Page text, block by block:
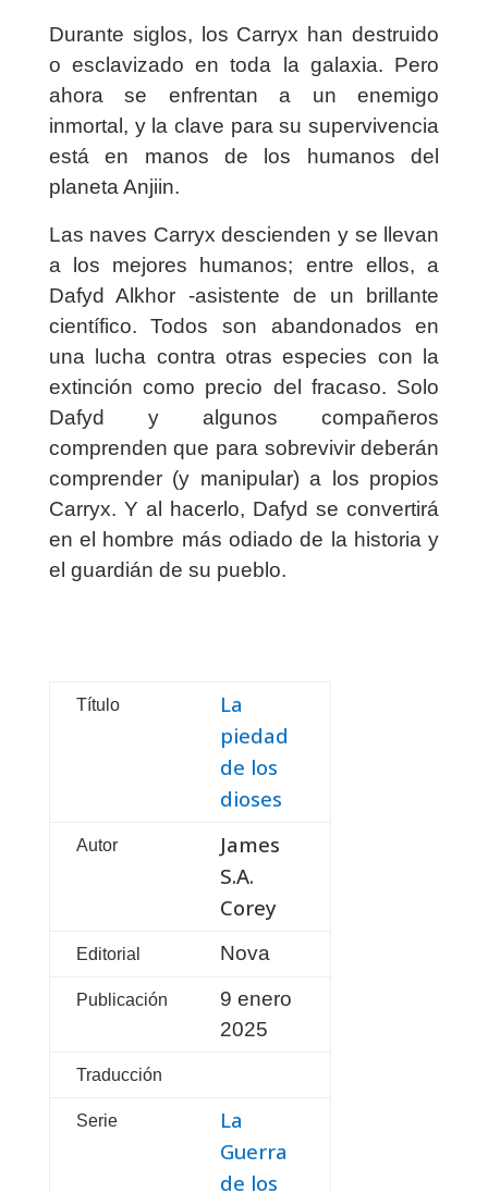
Durante siglos, los Carryx han destruido
o esclavizado en toda la galaxia. Pero
ahora se enfrentan a un enemigo
inmortal, y la clave para su supervivencia
está en manos de los humanos del
planeta Anjiin.
Las naves Carryx descienden y se llevan
a los mejores humanos; entre ellos, a
Dafyd Alkhor -asistente de un brillante
científico. Todos son abandonados en
una lucha contra otras especies con la
extinción como precio del fracaso. Solo
Dafyd y algunos compañeros
comprenden que para sobrevivir deberán
comprender (y manipular) a los propios
Carryx. Y al hacerlo, Dafyd se convertirá
en el hombre más odiado de la historia y
el guardián de su pueblo.
Título
La
piedad
de los
dioses
Autor
James
S.A.
Corey
Editorial Nova
Publicación
9 enero
2025
Traducción
Serie
La
Guerra
de los